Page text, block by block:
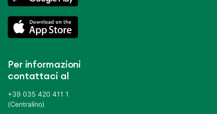
Per informazioni
contattaci al
+39 035 420 411 1
(Centralino)